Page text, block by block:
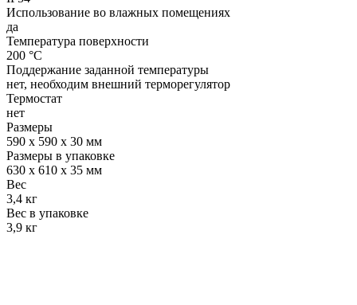
Использование во влажных помещениях
да
Температура поверхности
200 °С
Поддержание заданной температуры
нет, необходим внешний терморегулятор
Термостат
нет
Размеры
590 х 590 х 30 мм
Размеры в упаковке
630 х 610 х 35 мм
Вес
3,4 кг
Вес в упаковке
3,9 кг